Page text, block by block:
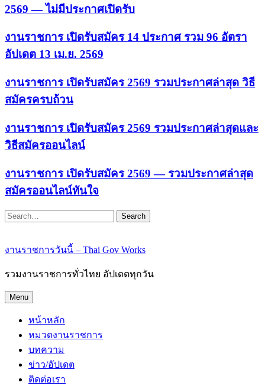
2569 — ไม่มีประกาศเปิดรับ
งานราชการ เปิดรับสมัคร 14 ประกาศ รวม 96 อัตรา
อัปเดต 13 เม.ย. 2569
งานราชการ เปิดรับสมัคร 2569 รวมประกาศล่าสุด วิธี
สมัครครบถ้วน
งานราชการ เปิดรับสมัคร 2569 รวมประกาศล่าสุดและ
วิธีสมัครออนไลน์
งานราชการ เปิดรับสมัคร 2569 — รวมประกาศล่าสุด
สมัครออนไลน์ทันใจ
Search
งานราชการวันนี้ – Thai Gov Works
รวมงานราชการทั่วไทย อัปเดตทุกวัน
Menu
หน้าหลัก
หมวดงานราชการ
บทความ
ข่าว/อัปเดต
ติดต่อเรา